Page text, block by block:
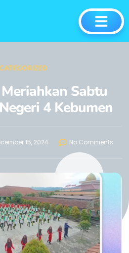
Sabtu
4 Kebumen
15, 2024 No Comments